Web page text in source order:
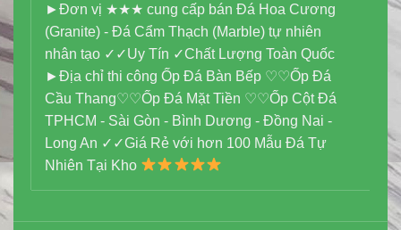
►Đơn vị ★★★ cung cấp bán Đá Hoa Cương
(Granite) - Đá Cẩm Thạch (Marble) tự nhiên
nhân tạo ✓✓Uy Tín ✓Chất Lượng Toàn Quốc
►Địa chỉ thi công Ốp Đá Bàn Bếp ♡♡Ốp Đá
Cầu Thang♡♡Ốp Đá Mặt Tiền ♡♡Ốp Cột Đá
TPHCM - Sài Gòn - Bình Dương - Đồng Nai -
Long An ✓✓Giá Rẻ với hơn 100 Mẫu Đá Tự
Nhiên Tại Kho